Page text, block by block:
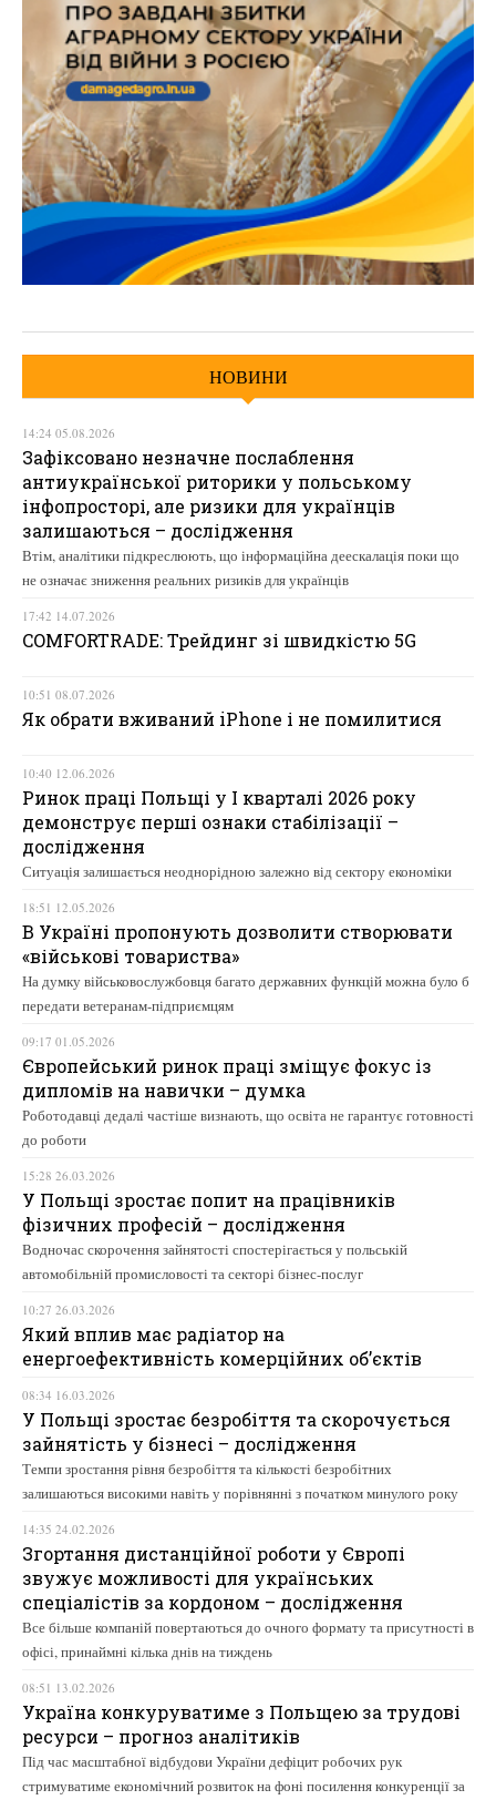
НОВИНИ
14:24 05.08.2026
Зафіксовано незначне послаблення
антиукраїнської риторики у польському
інфопросторі, але ризики для українців
залишаються – дослідження
Втім, аналітики підкреслюють, що інформаційна деескалація поки що
не означає зниження реальних ризиків для українців
17:42 14.07.2026
COMFORTRADE: Трейдинг зі швидкістю 5G
10:51 08.07.2026
Як обрати вживаний iPhone і не помилитися
10:40 12.06.2026
Ринок праці Польщі у І кварталі 2026 року
демонструє перші ознаки стабілізації –
дослідження
Ситуація залишається неоднорідною залежно від сектору економіки
18:51 12.05.2026
В Україні пропонують дозволити створювати
«військові товариства»
На думку військовослужбовця багато державних функцій можна було б
передати ветеранам-підприємцям
09:17 01.05.2026
Європейський ринок праці зміщує фокус із
дипломів на навички – думка
Роботодавці дедалі частіше визнають, що освіта не гарантує готовності
до роботи
15:28 26.03.2026
У Польщі зростає попит на працівників
фізичних професій – дослідження
Водночас скорочення зайнятості спостерігається у польській
автомобільній промисловості та секторі бізнес-послуг
10:27 26.03.2026
Який вплив має радіатор на
енергоефективність комерційних об’єктів
08:34 16.03.2026
У Польщі зростає безробіття та скорочується
зайнятість у бізнесі – дослідження
Темпи зростання рівня безробіття та кількості безробітних
залишаються високими навіть у порівнянні з початком минулого року
14:35 24.02.2026
Згортання дистанційної роботи у Європі
звужує можливості для українських
спеціалістів за кордоном – дослідження
Все більше компаній повертаються до очного формату та присутності в
офісі, принаймні кілька днів на тиждень
08:51 13.02.2026
Україна конкуруватиме з Польщею за трудові
ресурси – прогноз аналітиків
Під час масштабної відбудови України дефіцит робочих рук
стримуватиме економічний розвиток на фоні посилення конкуренції за